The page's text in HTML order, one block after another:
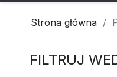
Strona główna
FILTRUJ